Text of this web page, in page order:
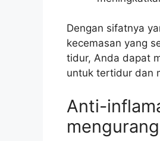
Dengan sifatnya
kecemasan yang
tidur, Anda dapat
untuk tertidur dan
Anti-